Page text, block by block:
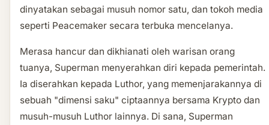
dinyatakan sebagai musuh nomor satu, dan tokoh media
seperti Peacemaker secara terbuka mencelanya.
Merasa hancur dan dikhianati oleh warisan orang
tuanya, Superman menyerahkan diri kepada pemerintah.
Ia diserahkan kepada Luthor, yang memenjarakannya di
sebuah "dimensi saku" ciptaannya bersama Krypto dan
musuh-musuh Luthor lainnya. Di sana, Superman